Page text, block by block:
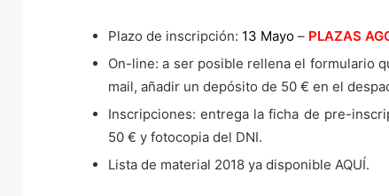
Plazo de inscripción: 13 Mayo – PLAZAS
On-line: a ser posible rellena el formulario
mail, añadir un depósito de 50 € en el
Inscripciones: entrega la ficha de pre-
50 € y fotocopia del DNI.
Lista de material 2018 ya disponible AQUÍ.